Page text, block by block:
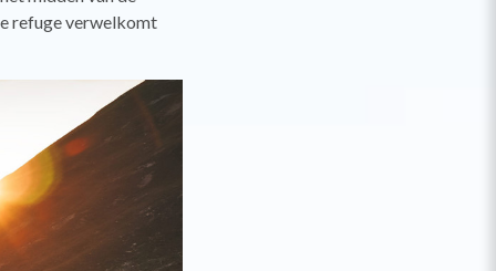
refuge verwelkomt